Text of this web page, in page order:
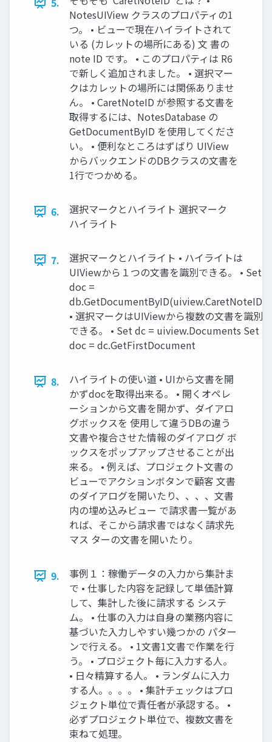
NotesUIView クラスのプロパティの1
つ。 • ビューで現在ハイライトされて
いる (カレットの場所にある) 文 書の
note ID です。 • このプロパティは R6
で新しく追加されました。 • 選択マー
クはカレットの場所には関係ありませ
ん。 • CaretNoteID が参照する文書を
取得するには、NotesDatabase の
GetDocumentByID を使用してくださ
い。 • 便利なところはずばり UIView
からバックエンドのDBクラスの文書を
1行でつかめる。
6.
選択マークとハイライト 選択マーク
ハイライト
7.
選択マークとハイライト • ハイライトは
UIViewから１つの文書を識別できる。 • Set
doc =
db.GetDocumentByID(uiview.CaretNoteID)
• 選択マークはUIViewから複数の文書を識別
できる。 • Set dc = uiview.Documents Set
doc = dc.GetFirstDocument
8.
ハイライトの使い道 • UIから文書を開
かずdocを取得出来る。 • 開くオペレ
ーションから文書を開かず、ダイアロ
グボックスを 使用して違うDBの違う
文書や複合させた情報のダイアログ ボ
ックスをポップアップさせることが出
来る。 • 例えば、プロジェクト文書の
ビューでアクションボタンで顧客 文書
のダイアログを開いたり、、、、文書
内の埋め込みビュー で請求書一覧があ
れば、そこから請求書ではなく請求先
マス ターの文書を開いたり。
9.
事例１：稼働データの入力から集計ま
で • 仕事した内容を記録して単価計算
して、集計した後に請求する システ
ム。 • 仕事の入力は自身の業務内容に
基づいた入力しやすい幾つかの パター
ンで行える。 • 1文書1文書で作業を行
う。 • プロジェクト毎に入力する人。
• 日々精算する人。 • ランダムに入力
する人。。。。 • 集計チェックはプロ
ジェクト単位で責任者が承認する。 •
必ずプロジェクト単位で、複数文書を
束ねて処理。